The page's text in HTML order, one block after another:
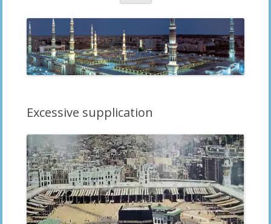
content
Excessive supplication